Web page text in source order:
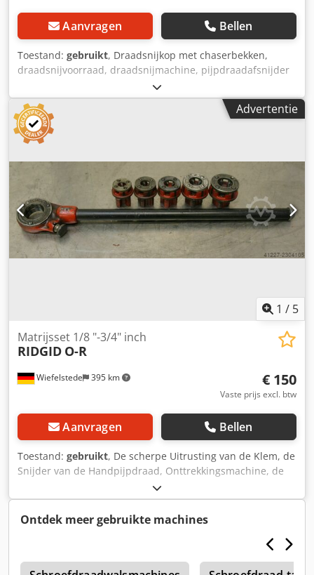
Aanvragen Bellen
Toestand: gebruikt, Draadsnijkop met chaserbekken,
draadsnijvoorraad, draadsnijmachine, pijpdraadafsnijder
Dsdpfod Scp Tjx Aayjck -Draaddikte: 1/4 - 1 inch -
Afmetingen: 385/120/110 mm -Gewicht: 5.1 kg
Advertentie
1 / 5
Wiefelstede 395 km
Matrijsset 1/8 "-3/4" inch
RIDGID O-R
€ 150
Vaste prijs excl. btw
Aanvragen Bellen
Toestand: gebruikt, De scherpe Uitrusting van de Klem, de
Snijder van de Handpijpdraad, Onttrekkingsmachine, de
Snijder van de Pijpdraad, de Snijder van de Pijpdraad,
Snijhoofd -voor buisafmetingen: max. 3/4" inches -5x
snijpunten: 1/8", 1/4", 3/8", 1/2", 3/4" -Aantal: 1x sets
beschikbaar -Prijs: per set Dcjdschmdljpfx Aayok -Maten:
Ontdek meer gebruikte machines